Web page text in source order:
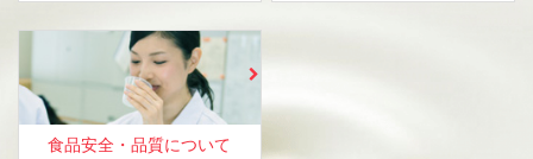
食品安全・品質について